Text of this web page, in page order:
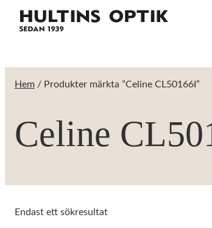
Hem / Produkter märkta ”Celine CL50166I”
Celine
Endast ett sökresultat